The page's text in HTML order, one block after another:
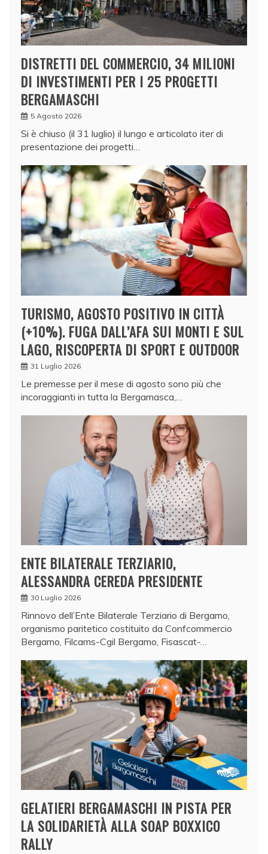
DISTRETTI DEL COMMERCIO, 34 MILIONI
DI INVESTIMENTI PER I 25 PROGETTI
BERGAMASCHI
5 Agosto 2026
Si è chiuso (il 31 luglio) il lungo e articolato iter di
presentazione dei progetti…
TURISMO, AGOSTO POSITIVO IN CITTÀ
(+10%). FUGA DALL’AFA SUI MONTI E SUL
LAGO, RISCOPERTA DI SPORT E OUTDOOR
31 Luglio 2026
Le premesse per il mese di agosto sono più che
incoraggianti in tutta la Bergamasca,…
ENTE BILATERALE TERZIARIO,
ALESSANDRA CEREDA PRESIDENTE
30 Luglio 2026
Rinnovo dell’Ente Bilaterale Terziario di Bergamo,
organismo paritetico costituito da Confcommercio
Bergamo, Filcams-Cgil Bergamo, Fisascat-…
GELATIERI BERGAMASCHI IN PISTA PER
LA SOLIDARIETÀ ALLA SOAP BOXXICO
RALLY